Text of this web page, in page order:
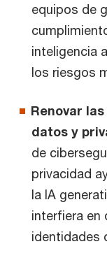
equipos de
inteligencia
los riesgos
Renovar
datos y
de
privacidad
la IA
interfiera en
identidades